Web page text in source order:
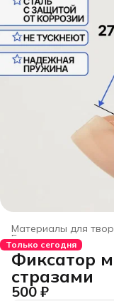
Материалы для
Главная ›
Только сегодня
Фиксатор
стразами
500 ₽